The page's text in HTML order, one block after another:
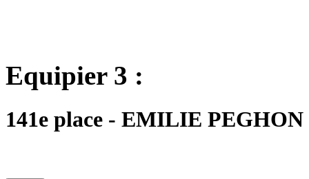
Equipier 3 :
141e place - EMILIE